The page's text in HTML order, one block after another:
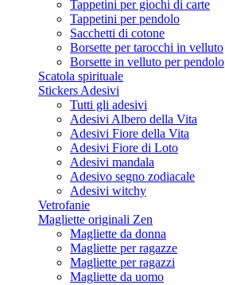
Tappetini per giochi di carte
Tappetini per pendolo
Sacchetti di cotone
Borsette per tarocchi in velluto
Borsette in velluto per pendolo
Scatola spirituale
Stickers Adesivi
Tutti gli adesivi
Adesivi Albero della Vita
Adesivi Fiore della Vita
Adesivi Fiore di Loto
Adesivi mandala
Adesivo segno zodiacale
Adesivi witchy
Vetrofanie
Magliette originali Zen
Magliette da donna
Magliette per ragazze
Magliette per ragazzi
Magliette da uomo